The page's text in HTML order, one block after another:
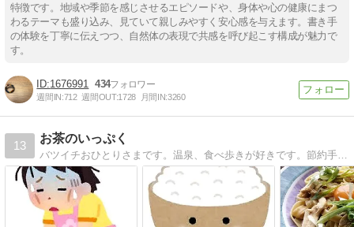
特徴です。地域や季節を感じさせるエピソードや、身体や心の健康にまつ
わるテーマも盛り込み、見ていて親しみやすく安心感を与えます。書き手
の体験を丁寧に伝えつつ、自然体の表現で共感を呼び起こす構成が魅力で
す。
1676991 434
週間IN:712 週間OUT:1728 月間IN:3260
13
お茶のいっぷく
バツイチおひとりさまです。温泉、食べ歩きが好きです。節約手抜き料理などいろいろブログです